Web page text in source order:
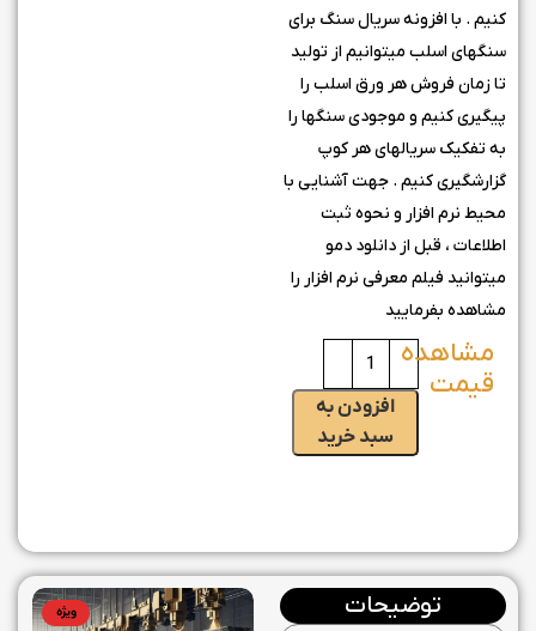
کنیم . با افزونه سریال سنگ برای
سنگهای اسلب میتوانیم از تولید
تا زمان فروش هر ورق اسلب را
پیگیری کنیم و موجودی سنگها را
به تفکیک سریالهای هر کوپ
گزارشگیری کنیم . جهت آشنایی با
محیط نرم افزار و نحوه ثبت
اطلاعات ، قبل از دانلود دمو
میتوانید فیلم معرفی نرم افزار را
مشاهده بفرمایید
افزودن به
سبد خرید
توضیحات ویژه